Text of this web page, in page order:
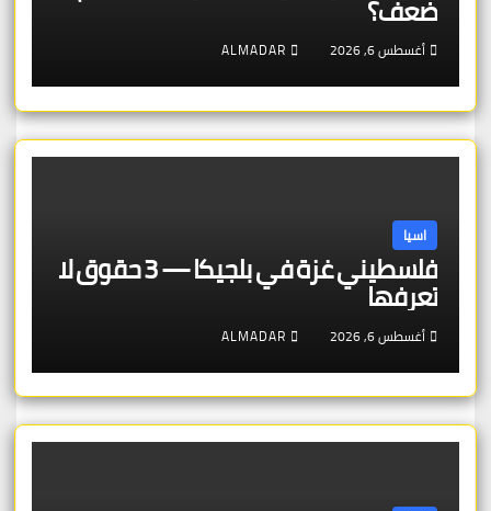
ضعف؟
أغسطس 6, 2026 ALMADAR
اسيا
فلسطيني غزة في بلجيكا — 3 حقوق لا
تعرفها
أغسطس 6, 2026 ALMADAR